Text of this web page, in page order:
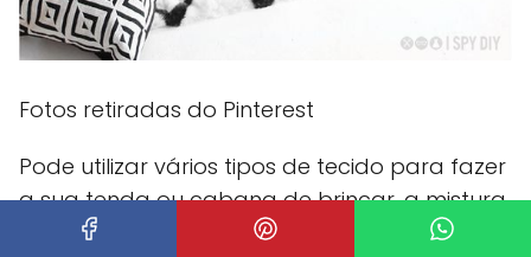
Fotos retiradas do Pinterest
Pode utilizar vários tipos de tecido para fazer
a sua tenda ou cabana de brincar, a mistura
de padrões funciona muito bem e o